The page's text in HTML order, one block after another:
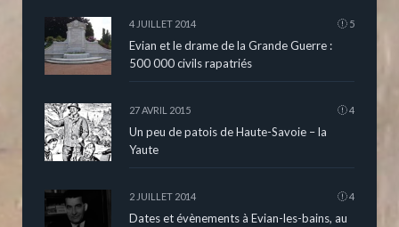
4 JUILLET 2014 5
Evian et le drame de la Grande Guerre :
500 000 civils rapatriés
27 AVRIL 2015 4
Un peu de patois de Haute-Savoie – la
Yaute
2 JUILLET 2014 4
Dates et évènements à Evian-les-bains, au